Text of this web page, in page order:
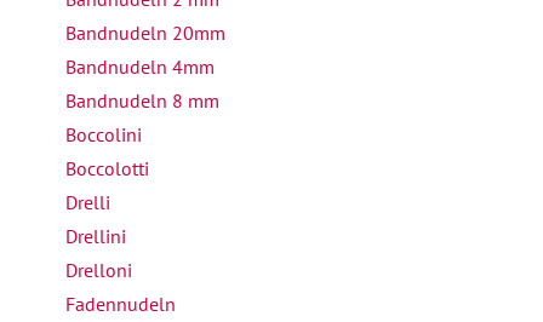
Bandnudeln 20mm
Bandnudeln 4mm
Bandnudeln 8 mm
Boccolini
Boccolotti
Drelli
Drellini
Drelloni
Fadennudeln